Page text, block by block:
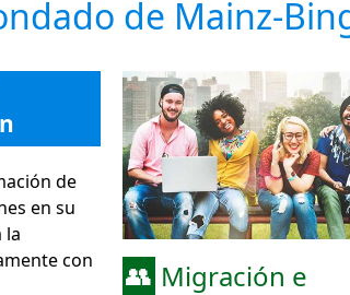
de Mainz-
de
en su
la
con
👥 Migración e